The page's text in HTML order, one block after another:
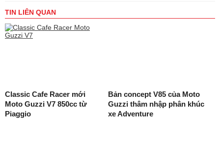
TIN LIÊN QUAN
Classic Cafe Racer mới
Moto Guzzi V7 850cc từ
Piaggio
Bản concept V85 của Moto
Guzzi thâm nhập phân khúc
xe Adventure